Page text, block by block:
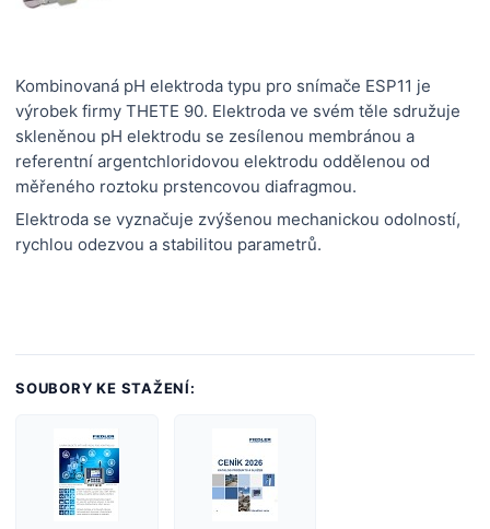
Kombinovaná pH elektroda typu pro snímače ESP11 je
výrobek firmy THETE 90. Elektroda ve svém těle sdružuje
skleněnou pH elektrodu se zesílenou membránou a
referentní argentchloridovou elektrodu oddělenou od
měřeného roztoku prstencovou diafragmou.
Elektroda se vyznačuje zvýšenou mechanickou odolností,
rychlou odezvou a stabilitou parametrů.
SOUBORY KE STAŽENÍ: